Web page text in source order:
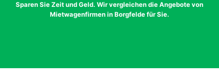
Sparen Sie Zeit und Geld. Wir vergleichen die Angebote von
Mietwagenfirmen in Borgfelde für Sie.